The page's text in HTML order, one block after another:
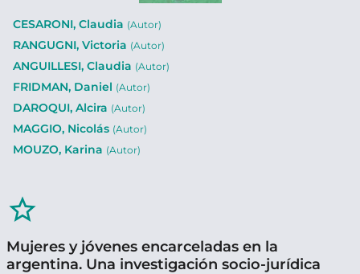
CESARONI, Claudia (Autor)
RANGUGNI, Victoria (Autor)
ANGUILLESI, Claudia (Autor)
FRIDMAN, Daniel (Autor)
DAROQUI, Alcira (Autor)
MAGGIO, Nicolás (Autor)
MOUZO, Karina (Autor)
star_border
Mujeres y jóvenes encarceladas en la
argentina. Una investigación socio-jurídica